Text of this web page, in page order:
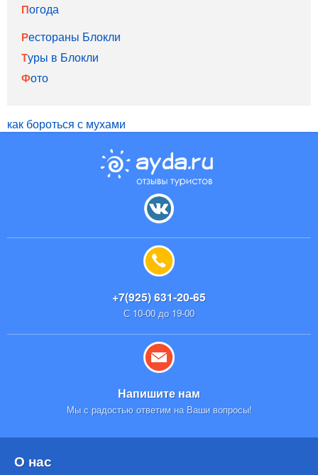
Погода
Рестораны Блокли
Туры в Блокли
Фото
как бороться с мухами
+7(925) 631-20-65
С 10-00 до 19-00
Напишите нам
Мы с радостью ответим на Ваши вопросы!
О нас